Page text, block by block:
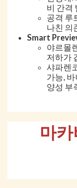
비 간격
공격 루
나친 의
Smart
야르몰
저하가
샤파렌
가능,
양성 부
마